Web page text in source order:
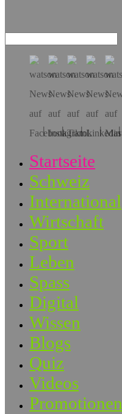
Startseite
Schweiz
International
Wirtschaft
Sport
Leben
Spass
Digital
Wissen
Blogs
Quiz
Videos
Promotionen